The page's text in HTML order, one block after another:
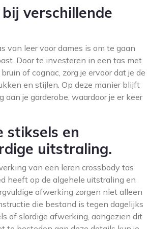
verschillende
van leer voor dames is om te gaan
Door te investeren in een tas met
of cognac, zorg je ervoor dat je de
en stijlen. Op deze manier blijft
je garderobe, waardoor je er keer
stiksels en
uitstraling.
van een leren crossbody tas
heeft op de algehele uitstraling en
afwerking zorgen niet alleen
die bestand is tegen dagelijks
of slordige afwerking, aangezien dit